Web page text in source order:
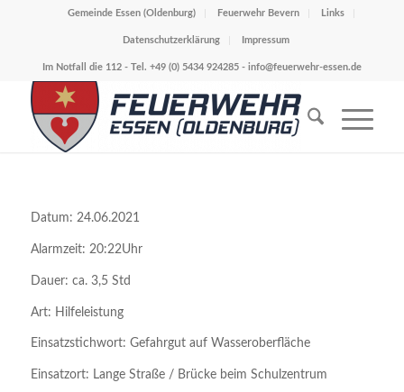
Gemeinde Essen (Oldenburg) Feuerwehr Bevern Links
Datenschutzerklärung Impressum
Im Notfall die 112 - Tel. +49 (0) 5434 924285 - info@feuerwehr-essen.de
Datum: 24.06.2021
Alarmzeit: 20:22Uhr
Dauer: ca. 3,5 Std
Art: Hilfeleistung
Einsatzstichwort: Gefahrgut auf Wasseroberfläche
Einsatzort: Lange Straße / Brücke beim Schulzentrum